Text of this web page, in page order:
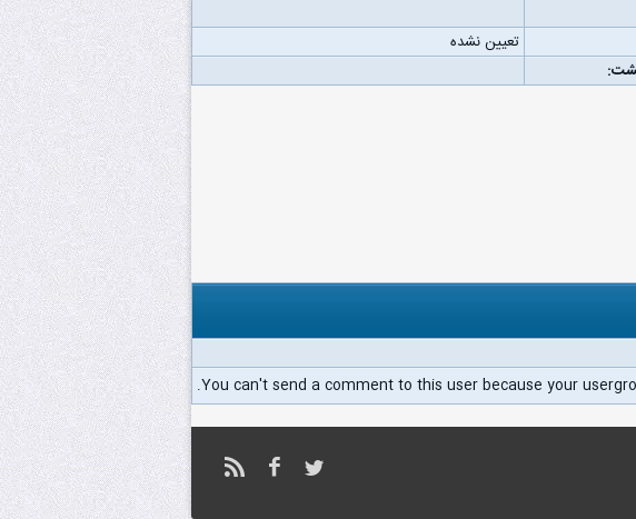
تعیین نشده
You can't send a comment to this user because your